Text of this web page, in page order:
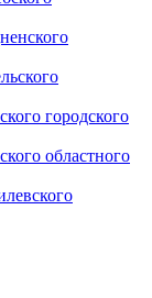
городского
областного